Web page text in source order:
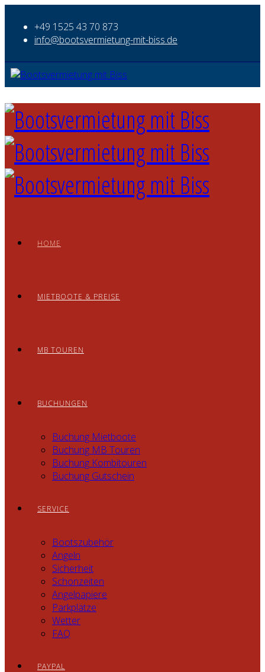
+49 1525 43 70 873
info@bootsvermietung-mit-biss.de
HOME
MIETBOOTE & PREISE
MB TOUREN
BUCHUNGEN
Buchung Mietboote
Buchung MB Touren
Buchung Kombitouren
Buchung Gutschein
SERVICE
Bootszubehör
Angeln
Sicherheit
Schonzeiten
Angelpapiere
Parkplätze
Wetter
FAQ
PAYPAL